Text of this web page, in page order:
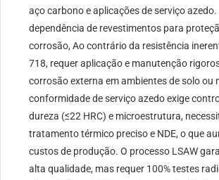
aço carbono e aplicações de serviço azedo.
dependência de revestimentos para
corrosão, Ao contrário da resistência
718, requer aplicação e manutenção
corrosão externa em ambientes de solo ou
conformidade de serviço azedo exige
dureza (≤22 HRC) e microestrutura,
tratamento térmico preciso e NDE, o que
custos de produção. O processo LSAW
alta qualidade, mas requer 100% testes